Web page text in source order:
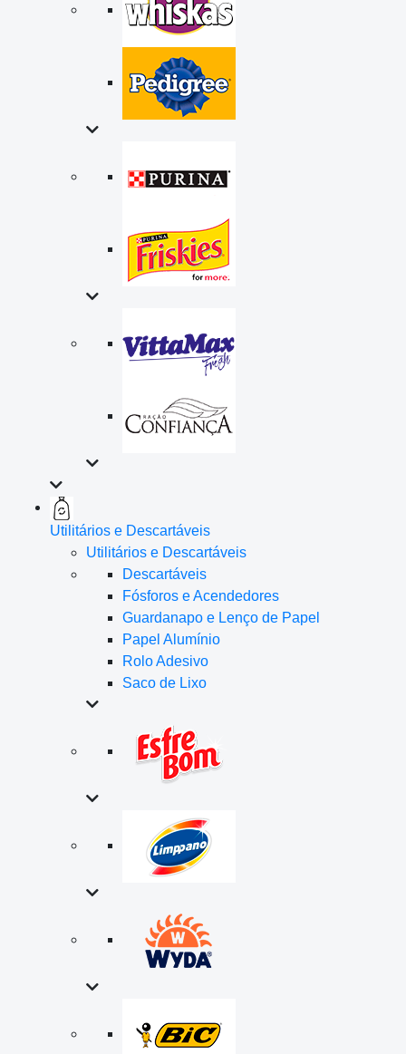
Utilitários e Descartáveis
Utilitários e Descartáveis
Descartáveis
Fósforos e Acendedores
Guardanapo e Lenço de Papel
Papel Alumínio
Rolo Adesivo
Saco de Lixo